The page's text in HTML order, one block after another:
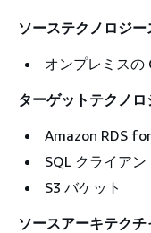
ソーステクノロジー
オンプレミスの
ターゲットテクノロ
Amazon RDS
SQL クライア
S3 バケット
ソースアーキテク